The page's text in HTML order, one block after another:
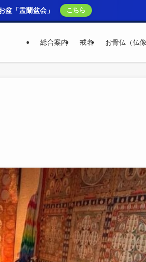
盆「盂蘭盆会」 こちら
総合案内 戒名 お骨仏（仏